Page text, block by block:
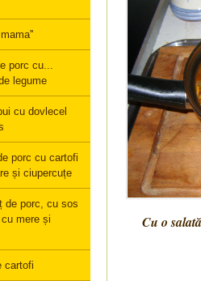
Cu o salată
Şi
porc cu...
legume
cu dovlecel
porc cu cartofi
și ciupercuțe
de porc, cu sos
mere și
cartofi